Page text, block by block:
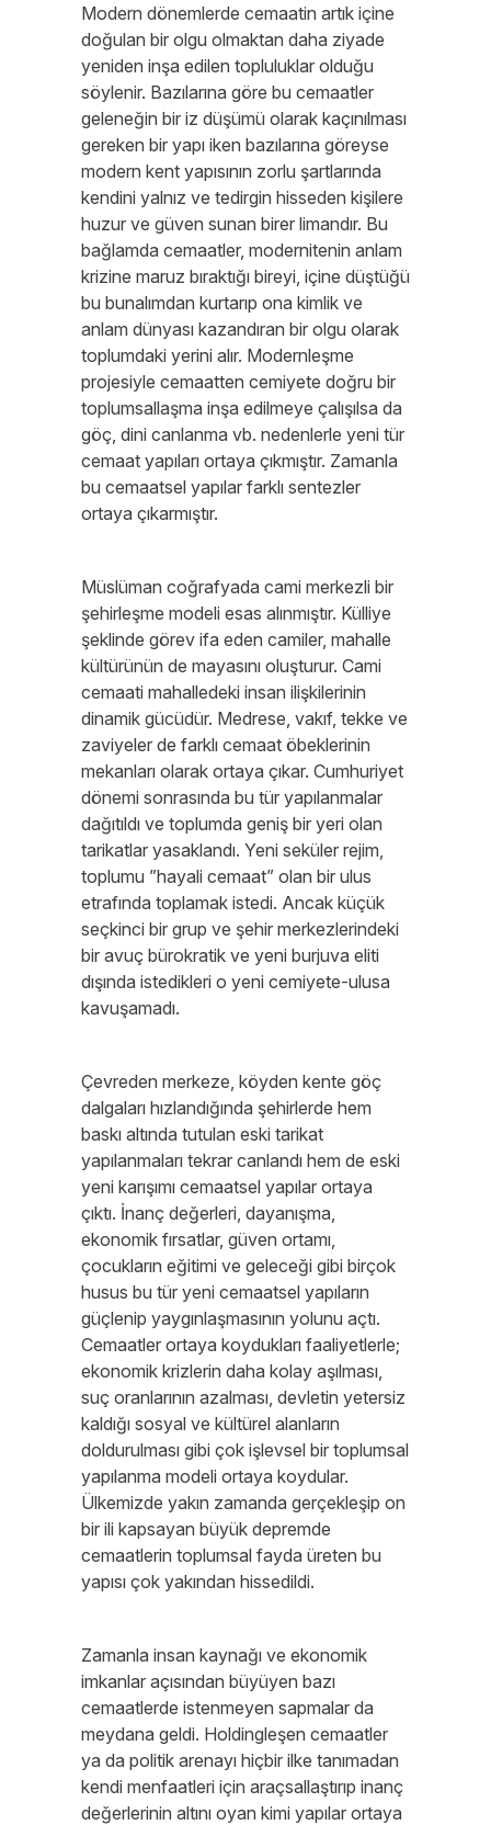
Modern dönemlerde cemaatin artık içine
doğulan bir olgu olmaktan daha ziyade
yeniden inşa edilen topluluklar olduğu
söylenir. Bazılarına göre bu cemaatler
geleneğin bir iz düşümü olarak kaçınılması
gereken bir yapı iken bazılarına göreyse
modern kent yapısının zorlu şartlarında
kendini yalnız ve tedirgin hisseden kişilere
huzur ve güven sunan birer limandır. Bu
bağlamda cemaatler, modernitenin anlam
krizine maruz bıraktığı bireyi, içine düştüğü
bu bunalımdan kurtarıp ona kimlik ve
anlam dünyası kazandıran bir olgu olarak
toplumdaki yerini alır. Modernleşme
projesiyle cemaatten cemiyete doğru bir
toplumsallaşma inşa edilmeye çalışılsa da
göç, dini canlanma vb. nedenlerle yeni tür
cemaat yapıları ortaya çıkmıştır. Zamanla
bu cemaatsel yapılar farklı sentezler
ortaya çıkarmıştır.
Müslüman coğrafyada cami merkezli bir
şehirleşme modeli esas alınmıştır. Külliye
şeklinde görev ifa eden camiler, mahalle
kültürünün de mayasını oluşturur. Cami
cemaati mahalledeki insan ilişkilerinin
dinamik gücüdür. Medrese, vakıf, tekke ve
zaviyeler de farklı cemaat öbeklerinin
mekanları olarak ortaya çıkar. Cumhuriyet
dönemi sonrasında bu tür yapılanmalar
dağıtıldı ve toplumda geniş bir yeri olan
tarikatlar yasaklandı. Yeni seküler rejim,
toplumu ”hayali cemaat” olan bir ulus
etrafında toplamak istedi. Ancak küçük
seçkinci bir grup ve şehir merkezlerindeki
bir avuç bürokratik ve yeni burjuva eliti
dışında istedikleri o yeni cemiyete-ulusa
kavuşamadı.
Çevreden merkeze, köyden kente göç
dalgaları hızlandığında şehirlerde hem
baskı altında tutulan eski tarikat
yapılanmaları tekrar canlandı hem de eski
yeni karışımı cemaatsel yapılar ortaya
çıktı. İnanç değerleri, dayanışma,
ekonomik fırsatlar, güven ortamı,
çocukların eğitimi ve geleceği gibi birçok
husus bu tür yeni cemaatsel yapıların
güçlenip yaygınlaşmasının yolunu açtı.
Cemaatler ortaya koydukları faaliyetlerle;
ekonomik krizlerin daha kolay aşılması,
suç oranlarının azalması, devletin yetersiz
kaldığı sosyal ve kültürel alanların
doldurulması gibi çok işlevsel bir toplumsal
yapılanma modeli ortaya koydular.
Ülkemizde yakın zamanda gerçekleşip on
bir ili kapsayan büyük depremde
cemaatlerin toplumsal fayda üreten bu
yapısı çok yakından hissedildi.
Zamanla insan kaynağı ve ekonomik
imkanlar açısından büyüyen bazı
cemaatlerde istenmeyen sapmalar da
meydana geldi. Holdingleşen cemaatler
ya da politik arenayı hiçbir ilke tanımadan
kendi menfaatleri için araçsallaştırıp inanç
değerlerinin altını oyan kimi yapılar ortaya